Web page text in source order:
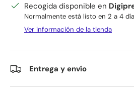
Recogida disponible en
Normalmente está listo en 2 a 4
Ver información de la tienda
Entrega y envío